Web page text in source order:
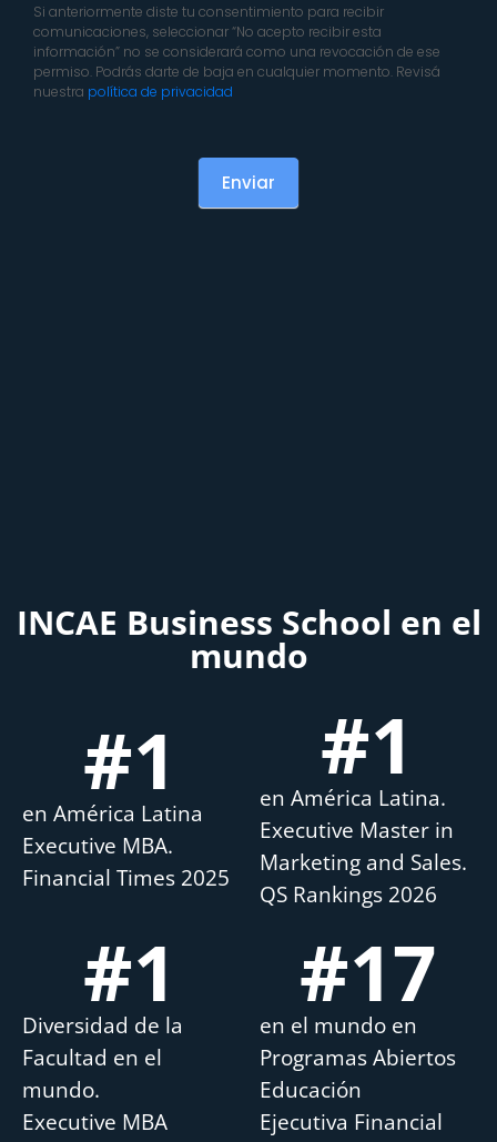
Si anteriormente diste tu consentimiento para recibir
comunicaciones, seleccionar “No acepto recibir esta
información” no se considerará como una revocación de ese
permiso. Podrás darte de baja en cualquier momento. Revisá
nuestra política de privacidad
Enviar
INCAE Business School en el
mundo
en América Latina
Executive MBA.
Financial Times 2025
#1
en América Latina.
Executive Master in
Marketing and Sales.
QS Rankings 2026
#1
Diversidad de la
Facultad en el
mundo.
Executive MBA
#1
en el mundo en
Programas Abiertos
Educación
Ejecutiva Financial
#17